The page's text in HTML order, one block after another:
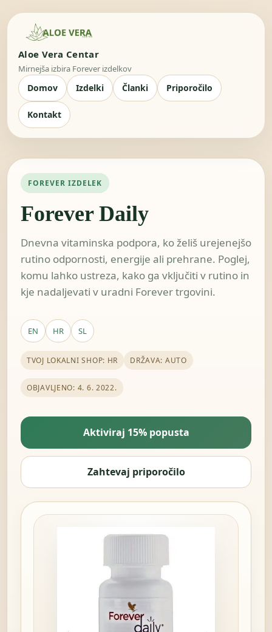
Aloe Vera Centar
Mirnejša izbira Forever izdelkov
Domov Izdelki Članki Priporočilo
Kontakt
FOREVER IZDELEK
Forever Daily
Dnevna vitaminska podpora, ko želiš urejenejšo
rutino odpornosti, energije ali prehrane. Poglej,
komu lahko ustreza, kako ga vključiti v rutino in
kje nadaljevati v uradni Forever trgovini.
EN HR SL
TVOJ LOKALNI SHOP: HR DRŽAVA: AUTO
OBJAVLJENO: 4. 6. 2022.
Aktiviraj 15% popusta
Zahtevaj priporočilo